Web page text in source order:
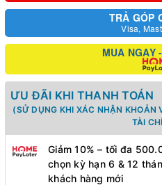
TRẢ GÓP
Visa,
MUA NGAY
ƯU ĐÃI KHI THANH TOÁN
(SỬ DỤNG KHI XÁC NHẬN KHOẢN
TÀI
Giảm 10% – tối đa
chọn kỳ hạn 6 & 12
khách hàng mới